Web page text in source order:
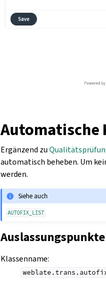
Automatische
Ergänzend zu
automatisch beheben. Um
werden.
Siehe auch
AUTOFIX_LIST
Klassenname: